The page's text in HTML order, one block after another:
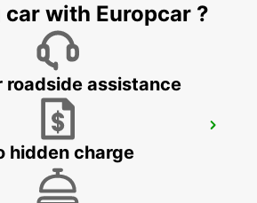
- FRANCE
with Europcar ?
roadside assistance
hidden charge